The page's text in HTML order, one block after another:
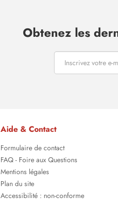
Obtenez les
Aide & Contact
Formulaire de contact
FAQ - Foire aux Questions
Mentions légales
Plan du site
Accessibilité : non-conforme